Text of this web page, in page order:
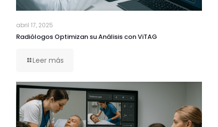
abril 17, 2025
Radiólogos Optimizan su Análisis con ViTAG
Leer más